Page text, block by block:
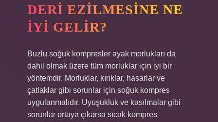
DERI EZILMESINE NE
IYI GELIR?
Buzlu soğuk kompresler ayak morlukları da
dahil olmak üzere tüm morluklar için iyi bir
yöntemdir. Morluklar, kırıklar, hasarlar ve
çatlaklar gibi sorunlar için soğuk kompres
uygulanmalıdır. Uyuşukluk ve kasılmalar gibi
sorunlar ortaya çıkarsa sıcak kompres